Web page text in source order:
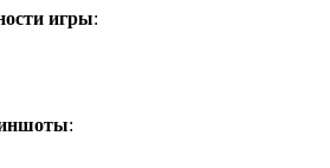
игры:
: